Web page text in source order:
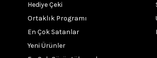
Hediye Çeki
Ortaklık Programı
En Çok Satanlar
Yeni Ürünler